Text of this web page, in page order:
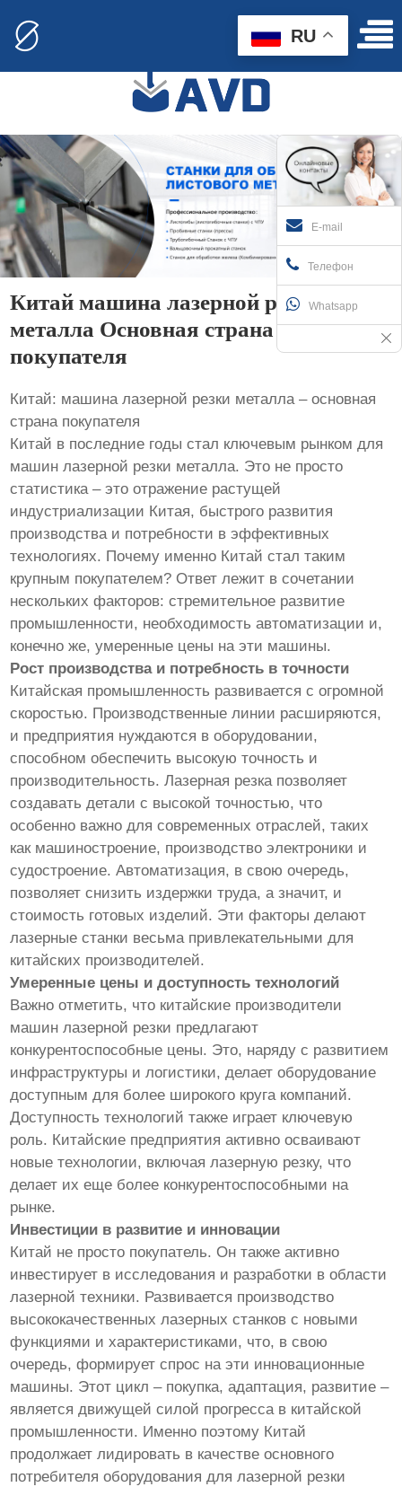
Китай машина лазерной резки
металла Основная страна
покупателя
Китай: машина лазерной резки металла – основная
страна покупателя
Китай в последние годы стал ключевым рынком для
машин лазерной резки металла. Это не просто
статистика – это отражение растущей
индустриализации Китая, быстрого развития
производства и потребности в эффективных
технологиях. Почему именно Китай стал таким
крупным покупателем? Ответ лежит в сочетании
нескольких факторов: стремительное развитие
промышленности, необходимость автоматизации и,
конечно же, умеренные цены на эти машины.
Рост производства и потребность в точности
Китайская промышленность развивается с огромной
скоростью. Производственные линии расширяются,
и предприятия нуждаются в оборудовании,
способном обеспечить высокую точность и
производительность. Лазерная резка позволяет
создавать детали с высокой точностью, что
особенно важно для современных отраслей, таких
как машиностроение, производство электроники и
судостроение. Автоматизация, в свою очередь,
позволяет снизить издержки труда, а значит, и
стоимость готовых изделий. Эти факторы делают
лазерные станки весьма привлекательными для
китайских производителей.
Умеренные цены и доступность технологий
Важно отметить, что китайские производители
машин лазерной резки предлагают
конкурентоспособные цены. Это, наряду с развитием
инфраструктуры и логистики, делает оборудование
доступным для более широкого круга компаний.
Доступность технологий также играет ключевую
роль. Китайские предприятия активно осваивают
новые технологии, включая лазерную резку, что
делает их еще более конкурентоспособными на
рынке.
Инвестиции в развитие и инновации
Китай не просто покупатель. Он также активно
инвестирует в исследования и разработки в области
лазерной техники. Развивается производство
высококачественных лазерных станков с новыми
функциями и характеристиками, что, в свою
очередь, формирует спрос на эти инновационные
машины. Этот цикл – покупка, адаптация, развитие –
является движущей силой прогресса в китайской
промышленности. Именно поэтому Китай
продолжает лидировать в качестве основного
потребителя оборудования для лазерной резки
E-mail
Телефон
Whatsapp
RU